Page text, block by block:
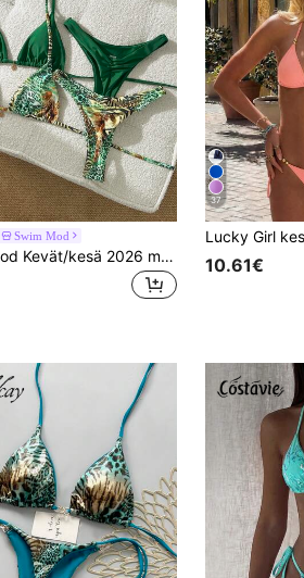
Swim Mod
Swim Mod Kevät/kesä 2026 moniosainen uima-asusetti, useita yksivärisiä ja vihreällä leopardikuviolla imarteleva uima-asusetti rantalomaan Bikinisetti naisille Push Up -uima-asut naisille Vihreät uimapuvut naisille
37
10.61€